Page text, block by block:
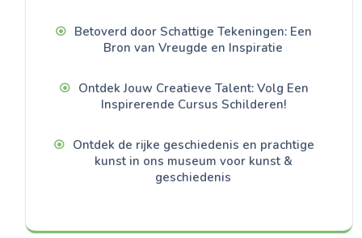
Betoverd door Schattige Tekeningen: Een
Bron van Vreugde en Inspiratie
Ontdek Jouw Creatieve Talent: Volg Een
Inspirerende Cursus Schilderen!
Ontdek de rijke geschiedenis en prachtige
kunst in ons museum voor kunst &
geschiedenis